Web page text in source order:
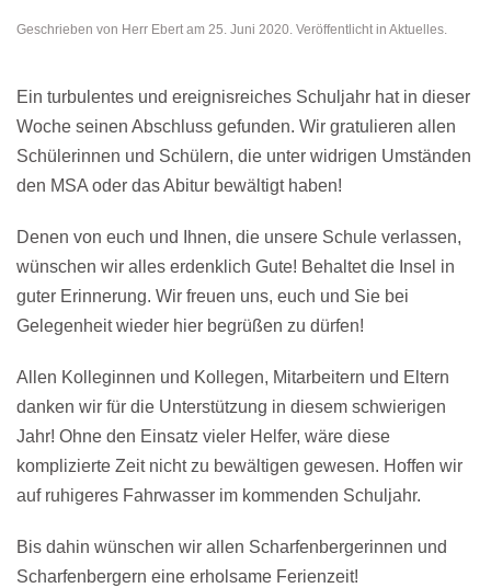
Geschrieben von Herr Ebertam 25. Juni 2020. Veröffentlicht in Aktuelles.
Ein turbulentes und ereignisreiches Schuljahr hat in dieser
Woche seinen Abschluss gefunden. Wir gratulieren allen
Schülerinnen und Schülern, die unter widrigen Umständen
den MSA oder das Abitur bewältigt haben!
Denen von euch und Ihnen, die unsere Schule verlassen,
wünschen wir alles erdenklich Gute! Behaltet die Insel in
guter Erinnerung. Wir freuen uns, euch und Sie bei
Gelegenheit wieder hier begrüßen zu dürfen!
Allen Kolleginnen und Kollegen, Mitarbeitern und Eltern
danken wir für die Unterstützung in diesem schwierigen
Jahr! Ohne den Einsatz vieler Helfer, wäre diese
komplizierte Zeit nicht zu bewältigen gewesen. Hoffen wir
auf ruhigeres Fahrwasser im kommenden Schuljahr.
Bis dahin wünschen wir allen Scharfenbergerinnen und
Scharfenbergern eine erholsame Ferienzeit!